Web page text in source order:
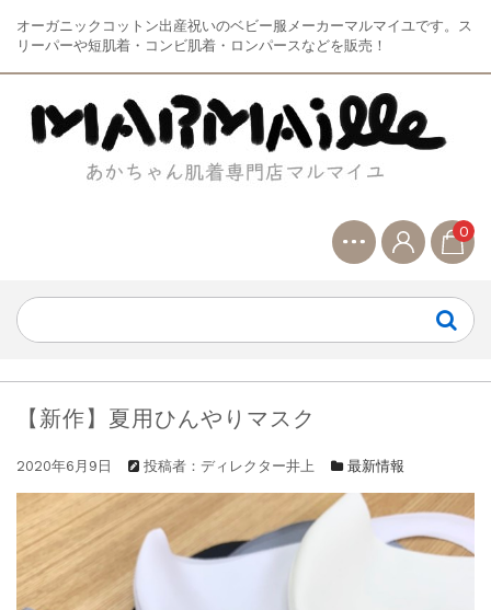
オーガニックコットン出産祝いのベビー服メーカーマルマイユです。ス
リーパーや短肌着・コンビ肌着・ロンパースなどを販売！
0
【新作】夏用ひんやりマスク
2020年6月9日 投稿者：ディレクター井上 最新情報